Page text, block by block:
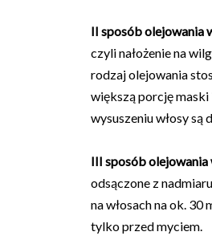
II sposób olejowania
czyli nałożenie na
rodzaj olejowania
większą porcję maski
wysuszeniu włosy są
III sposób olejowania
odsączone z
na włosach na ok.
tylko przed myciem.